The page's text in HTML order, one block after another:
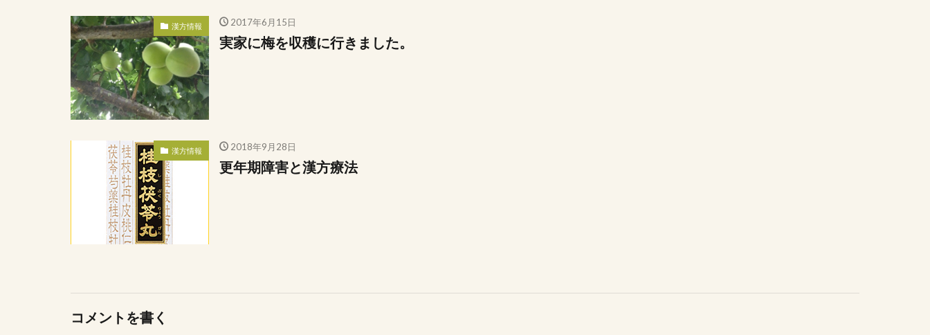
漢方情報 2017年6月15日
実家に梅を収穫に行きました。
漢方情報 2018年9月28日
更年期障害と漢方療法
コメントを書く